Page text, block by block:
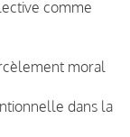
comme
moral
dans la